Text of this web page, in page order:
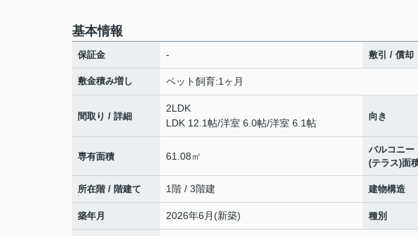
基本情報
保証金 - 敷引 / 償却
敷金積み増し ペット飼育:1ヶ月
間取り / 詳細
2LDK
LDK 12.1帖/洋室 6.0帖/洋室 6.1帖
向き
専有面積 61.08㎡
バルコニー
(テラス)面
所在階 / 階建て 1階 / 3階建 建物構造
築年月 2026年6月(新築) 種別